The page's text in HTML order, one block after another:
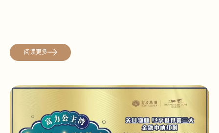
阅读更多